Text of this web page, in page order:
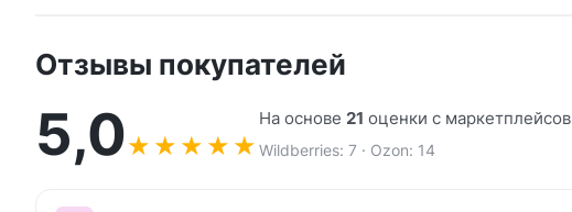
Отзывы покупателей
5,0★ ★ ★ ★ ★
На основе 21 оценки с маркетплейсов
Wildberries: 7 · Ozon: 14